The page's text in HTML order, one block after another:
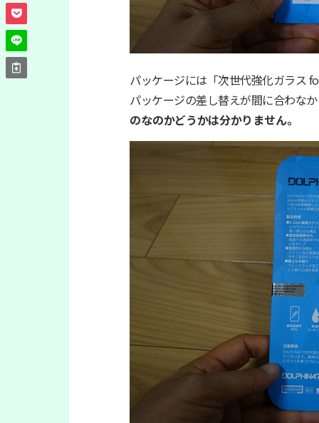
パッケージには「次世代強化ガラス
パッケージの差し替えが間に合わな
のなのかどうかは分かりません。